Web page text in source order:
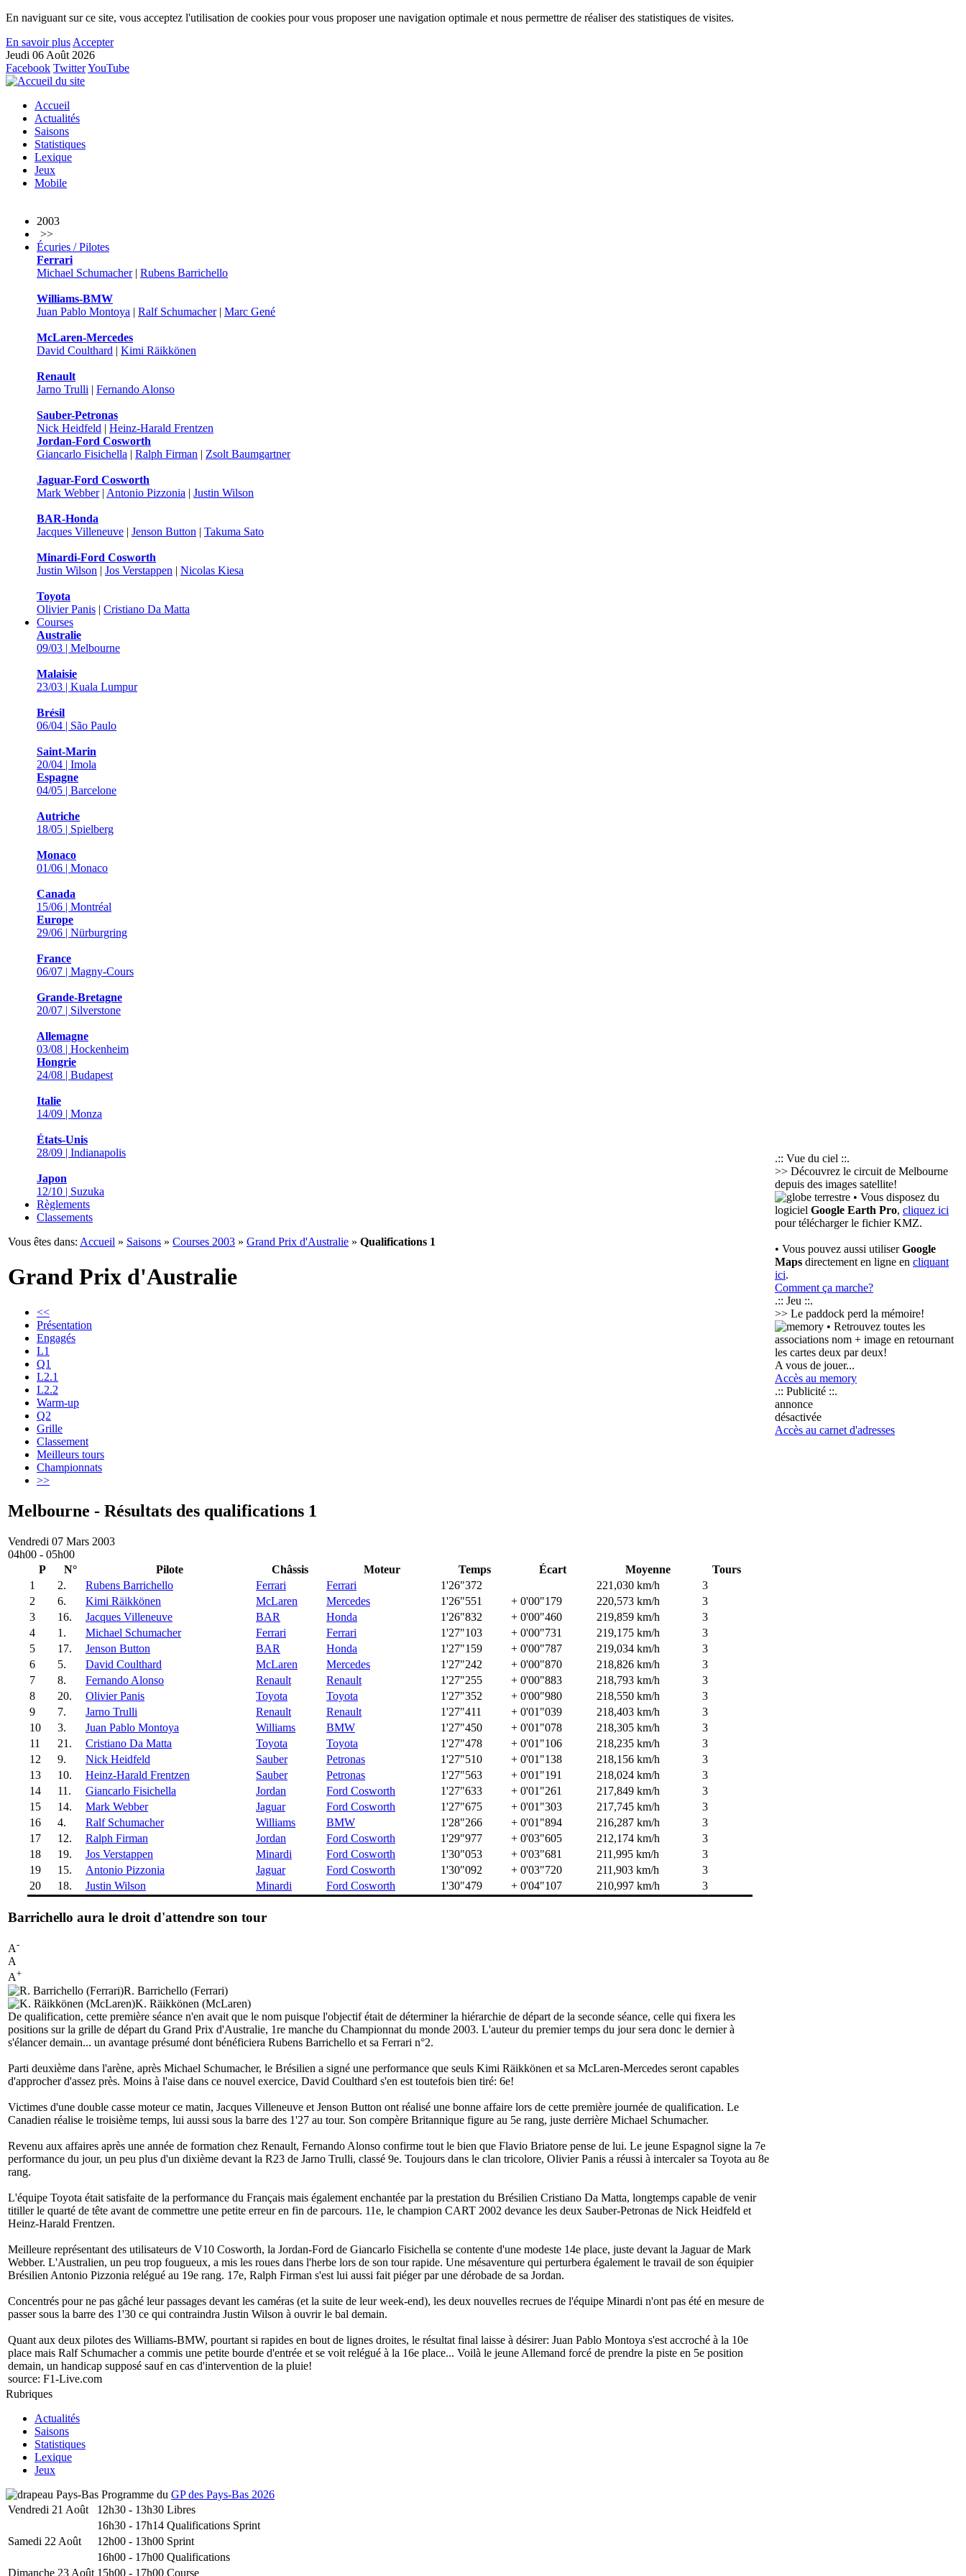
En naviguant sur ce site, vous acceptez l'utilisation de cookies pour vous proposer une navigation optimale et nous permettre de réaliser des statistiques de visites.
En savoir plus Accepter
Jeudi 06 Août 2026
Facebook TwitterYouTube
Accueil
Actualités
Saisons
Statistiques
Lexique
Jeux
Mobile
2003
>>
Écuries / Pilotes
Ferrari
Michael Schumacher| Rubens Barrichello
Williams-BMW
Juan Pablo Montoya | Ralf Schumacher| Marc Gené
McLaren-Mercedes
David Coulthard | Kimi Räikkönen
Renault
Jarno Trulli | Fernando Alonso
Sauber-Petronas
Nick Heidfeld | Heinz-Harald Frentzen
Jordan-Ford Cosworth
Giancarlo Fisichella | Ralph Firman | Zsolt Baumgartner
Jaguar-Ford Cosworth
Mark Webber| Antonio Pizzonia | Justin Wilson
BAR-Honda
Jacques Villeneuve | Jenson Button | Takuma Sato
Minardi-Ford Cosworth
Justin Wilson | Jos Verstappen | Nicolas Kiesa
Toyota
Olivier Panis | Cristiano Da Matta
Courses
Australie
09/03 | Melbourne
Malaisie
23/03 | Kuala Lumpur
Brésil
06/04 | São Paulo
Saint-Marin
20/04 | Imola
Espagne
04/05 | Barcelone
Autriche
18/05 | Spielberg
Monaco
01/06 | Monaco
Canada
15/06 | Montréal
Europe
29/06 | Nürburgring
France
06/07 | Magny-Cours
Grande-Bretagne
20/07 | Silverstone
Allemagne
03/08 | Hockenheim
Hongrie
24/08 | Budapest
Italie
14/09 | Monza
États-Unis
28/09 | Indianapolis
Japon
12/10 | Suzuka
Règlements
Classements
Vous êtes dans: Accueil » Saisons » Courses 2003 » Grand Prix d'Australie » Qualifications 1
Grand Prix d'Australie
<<
Présentation
Engagés
L1
Q1
L2.1
L2.2
Warm-up
Q2
Grille
Classement
Meilleurs tours
Championnats
>>
Melbourne - Résultats des qualifications 1
Vendredi 07 Mars 2003
04h00 - 05h00
P
N° Pilote Châssis Moteur Temps Écart Moyenne
Tours
1
2. Rubens Barrichello Ferrari Ferrari 1'26"372 221,030 km/h
3
2
6. Kimi Räikkönen McLaren Mercedes 1'26"551 + 0'00"179 220,573 km/h
3
3
16. Jacques Villeneuve BAR Honda 1'26"832 + 0'00"460 219,859 km/h
3
4
1. Michael Schumacher Ferrari Ferrari 1'27"103 + 0'00"731 219,175 km/h
3
5
17. Jenson Button BAR Honda 1'27"159 + 0'00"787 219,034 km/h
3
6
5. David Coulthard McLaren Mercedes 1'27"242 + 0'00"870 218,826 km/h
3
7
8. Fernando Alonso Renault Renault 1'27"255 + 0'00"883 218,793 km/h
3
8
20. Olivier Panis Toyota Toyota 1'27"352 + 0'00"980 218,550 km/h
3
9
7. Jarno Trulli Renault Renault 1'27"411 + 0'01"039 218,403 km/h
3
10
3. Juan Pablo Montoya Williams BMW 1'27"450 + 0'01"078 218,305 km/h
3
11
21. Cristiano Da Matta Toyota Toyota 1'27"478 + 0'01"106 218,235 km/h
3
12
9. Nick Heidfeld Sauber Petronas 1'27"510 + 0'01"138 218,156 km/h
3
13
10. Heinz-Harald Frentzen Sauber Petronas 1'27"563 + 0'01"191 218,024 km/h
3
14
11. Giancarlo Fisichella Jordan Ford Cosworth 1'27"633 + 0'01"261 217,849 km/h
3
15
14. Mark Webber Jaguar Ford Cosworth 1'27"675 + 0'01"303 217,745 km/h
3
16
4. Ralf Schumacher Williams BMW 1'28"266 + 0'01"894 216,287 km/h
3
17
12. Ralph Firman Jordan Ford Cosworth 1'29"977 + 0'03"605 212,174 km/h
3
18
19. Jos Verstappen Minardi Ford Cosworth 1'30"053 + 0'03"681 211,995 km/h
3
19
15. Antonio Pizzonia Jaguar Ford Cosworth 1'30"092 + 0'03"720 211,903 km/h
3
20
18. Justin Wilson Minardi Ford Cosworth 1'30"479 + 0'04"107 210,997 km/h 3
Barrichello aura le droit d'attendre son tour
A-
A
A+
R. Barrichello (Ferrari)
K. Räikkönen (McLaren)
De qualification, cette première séance n'en avait que le nom puisque l'objectif était de déterminer la hiérarchie de départ de la seconde séance, celle qui fixera les
positions sur la grille de départ du Grand Prix d'Australie, 1re manche du Championnat du monde 2003. L'auteur du premier temps du jour sera donc le dernier à
s'élancer demain... un avantage présumé dont bénéficiera Rubens Barrichello et sa Ferrari n°2.
Parti deuxième dans l'arène, après Michael Schumacher, le Brésilien a signé une performance que seuls Kimi Räikkönen et sa McLaren-Mercedes seront capables
d'approcher d'assez près. Moins à l'aise dans ce nouvel exercice, David Coulthard s'en est toutefois bien tiré: 6e!
Victimes d'une double casse moteur ce matin, Jacques Villeneuve et Jenson Button ont réalisé une bonne affaire lors de cette première journée de qualification. Le
Canadien réalise le troisième temps, lui aussi sous la barre des 1'27 au tour. Son compère Britannique figure au 5e rang, juste derrière Michael Schumacher.
Revenu aux affaires après une année de formation chez Renault, Fernando Alonso confirme tout le bien que Flavio Briatore pense de lui. Le jeune Espagnol signe la 7e
performance du jour, un peu plus d'un dixième devant la R23 de Jarno Trulli, classé 9e. Toujours dans le clan tricolore, Olivier Panis a réussi à intercaler sa Toyota au 8e
rang.
L'équipe Toyota était satisfaite de la performance du Français mais également enchantée par la prestation du Brésilien Cristiano Da Matta, longtemps capable de venir
titiller le quarté de tête avant de commettre une petite erreur en fin de parcours. 11e, le champion CART 2002 devance les deux Sauber-Petronas de Nick Heidfeld et
Heinz-Harald Frentzen.
Meilleure représentant des utilisateurs de V10 Cosworth, la Jordan-Ford de Giancarlo Fisichella se contente d'une modeste 14e place, juste devant la Jaguar de Mark
Webber. L'Australien, un peu trop fougueux, a mis les roues dans l'herbe lors de son tour rapide. Une mésaventure qui perturbera également le travail de son équipier
Brésilien Antonio Pizzonia relégué au 19e rang. 17e, Ralph Firman s'est lui aussi fait piéger par une dérobade de sa Jordan.
Concentrés pour ne pas gâché leur passages devant les caméras (et la suite de leur week-end), les deux nouvelles recrues de l'équipe Minardi n'ont pas été en mesure de
passer sous la barre des 1'30 ce qui contraindra Justin Wilson à ouvrir le bal demain.
Quant aux deux pilotes des Williams-BMW, pourtant si rapides en bout de lignes droites, le résultat final laisse à désirer: Juan Pablo Montoya s'est accroché à la 10e
place mais Ralf Schumacher a commis une petite bourde d'entrée et se voit relégué à la 16e place... Voilà le jeune Allemand forcé de prendre la piste en 5e position
demain, un handicap supposé sauf en cas d'intervention de la pluie!
source: F1-Live.com
.:: Vue du ciel ::.
>> Découvrez le circuit de Melbourne
depuis des images satellite!
• Vous disposez du
logiciel Google Earth Pro, cliquez ici
pour télécharger le fichier KMZ.
• Vous pouvez aussi utiliserGoogle
Maps directement en ligne en cliquant
ici.
Comment ça marche?
.:: Jeu ::.
>> Le paddock perd la mémoire!
• Retrouvez toutes les
associations nom + image en retournant
les cartes deux par deux!
A vous de jouer...
Accès au memory
.:: Publicité ::.
annonce
désactivée
Accès au carnet d'adresses
Rubriques
Actualités
Saisons
Statistiques
Lexique
Jeux
Programme du GP des Pays-Bas 2026
Vendredi 21 Août
12h30 - 13h30 Libres
16h30 - 17h14 Qualifications Sprint
Samedi 22 Août
12h00 - 13h00 Sprint
16h00 - 17h00 Qualifications
Dimanche 23 Août 15h00 - 17h00 Course